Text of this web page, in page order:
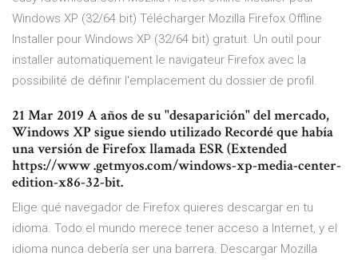
Windows XP (32/64 bit) Télécharger Mozilla Firefox Offline
Installer pour Windows XP (32/64 bit) gratuit. Un outil pour
installer automatiquement le navigateur Firefox avec la
possibilité de définir l'emplacement du dossier de profil.
21 Mar 2019 A años de su "desaparición" del mercado,
Windows XP sigue siendo utilizado Recordé que había
una versión de Firefox llamada ESR (Extended
https://www .getmyos.com/windows-xp-media-center-
edition-x86-32-bit.
Elige qué navegador de Firefox quieres descargar en tu
idioma. Todo el mundo merece tener acceso a Internet, y el
idioma nunca debería ser una barrera. Descargar Mozilla